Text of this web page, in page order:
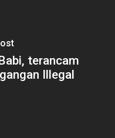
terancam
Illegal